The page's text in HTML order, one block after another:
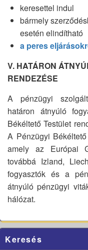
keresettel indul
bármely
esetén elindítható
a peres
V. HATÁRON
RENDEZÉSE
A pénzügyi
határon átnyúló
Békéltető Testület
A Pénzügyi
amely az Európai
továbbá Izland,
fogyasztók és a
átnyúló pénzügyi
hálózat.
Sidebar
Keresés